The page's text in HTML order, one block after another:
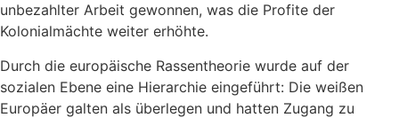
unbezahlter Arbeit gewonnen, was die Profite der
Kolonialmächte weiter erhöhte.
Durch die europäische Rassentheorie wurde auf der
sozialen Ebene eine Hierarchie eingeführt: Die weißen
Europäer galten als überlegen und hatten Zugang zu